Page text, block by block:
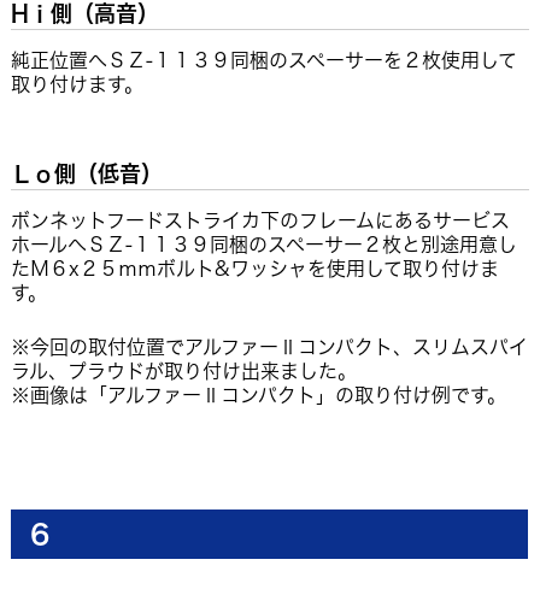
Hｉ側（高音）
純正位置へＳＺ-１１３９同梱のスペーサーを２枚使用して
取り付けます。
Ｌｏ側（低音）
ボンネットフードストライカ下のフレームにあるサービス
ホールへＳＺ-１１３９同梱のスペーサー２枚と別途用意し
たＭ６x２５ｍｍボルト&ワッシャを使用して取り付けま
す。
※今回の取付位置でアルファーⅡコンパクト、スリムスパイ
ラル、プラウドが取り付け出来ました。
※画像は「アルファーⅡコンパクト」の取り付け例です。
6